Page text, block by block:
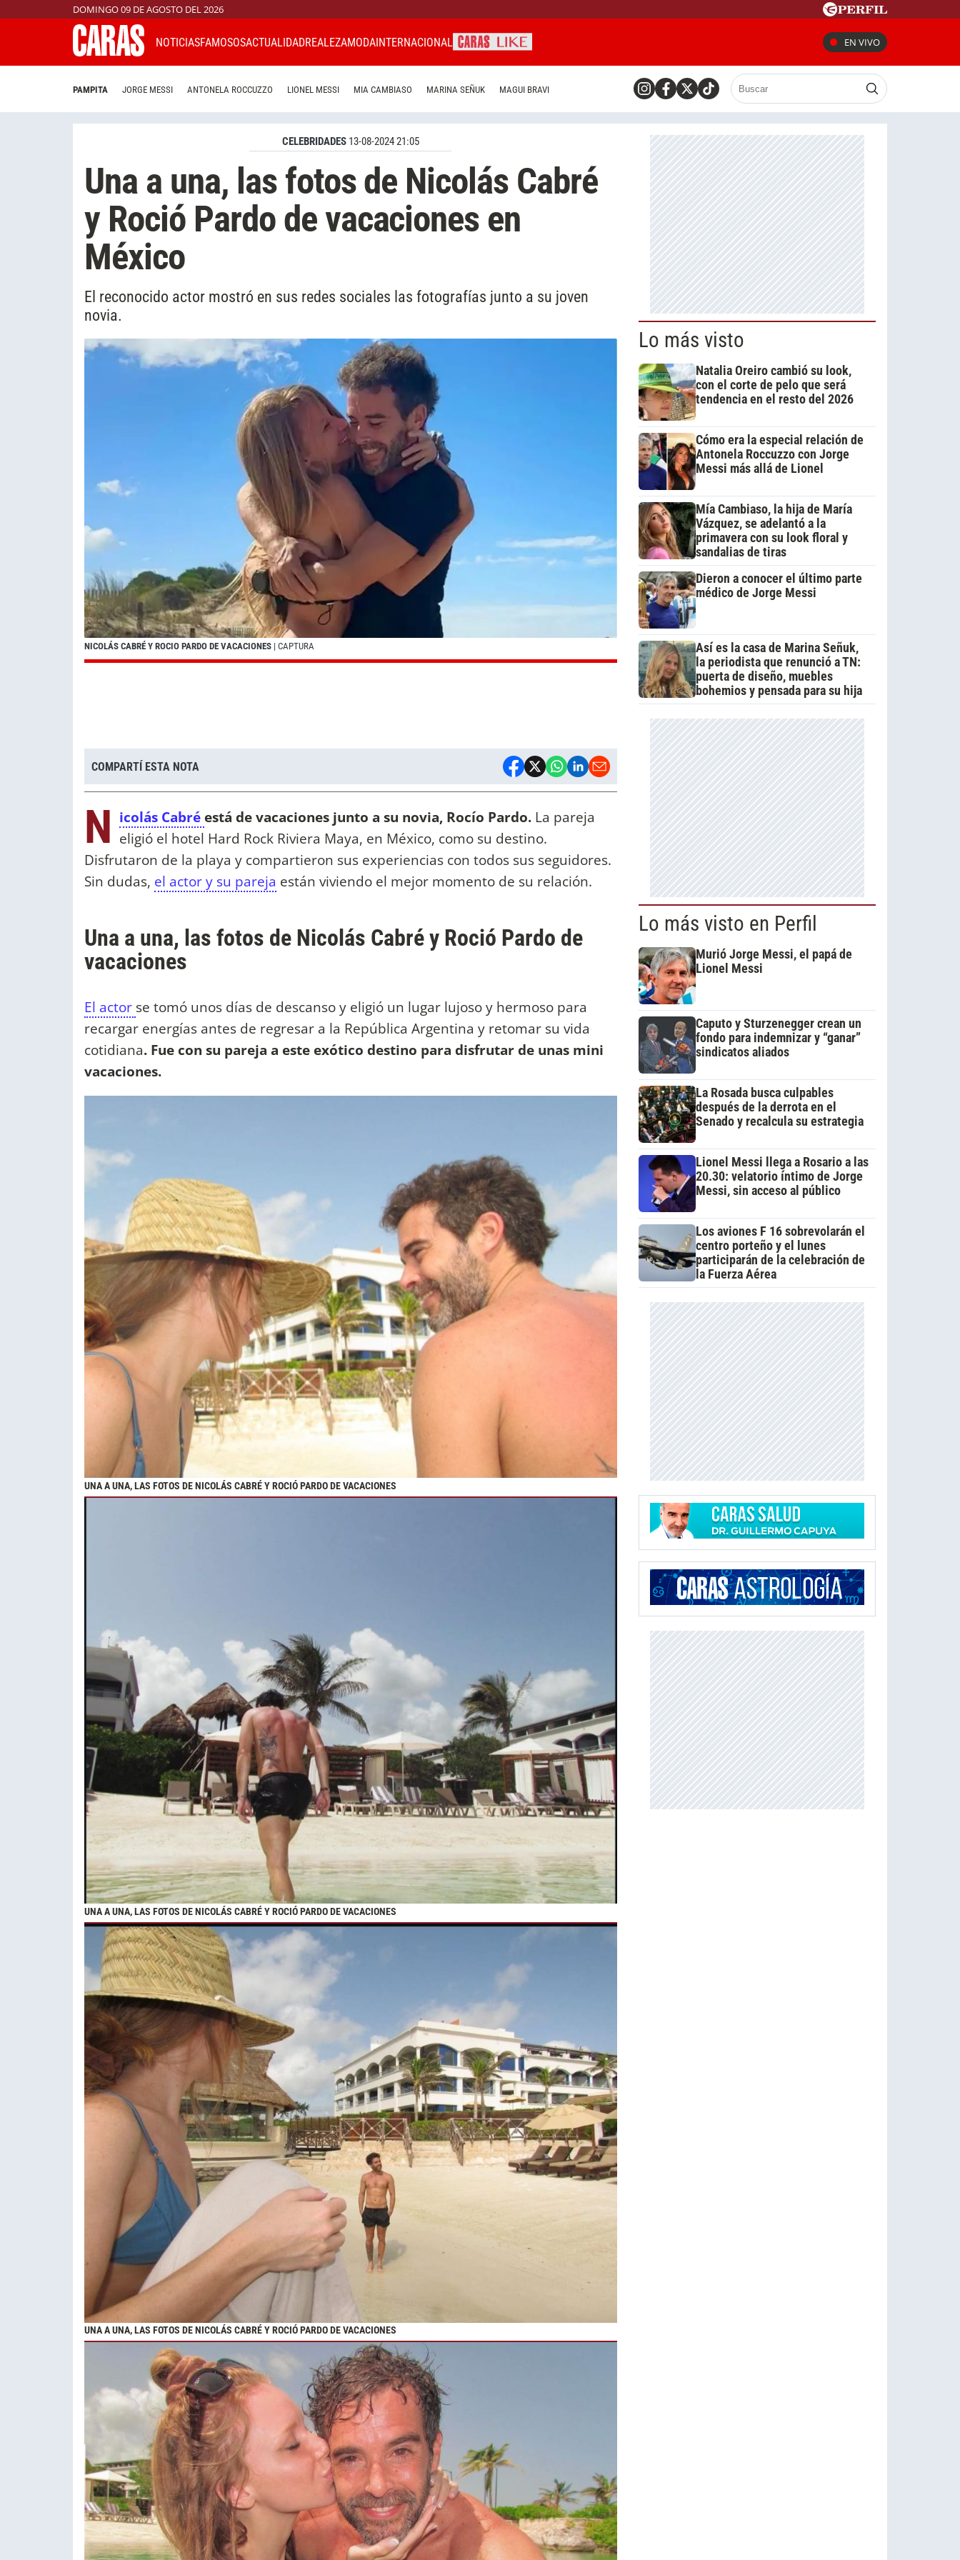
DOMINGO 09 DE AGOSTO DEL 2026
NOTICIASFAMOSOSACTUALIDADREALEZAMODAINTERNACIONAL EN VIVO
PAMPITA JORGE MESSI ANTONELA ROCCUZZO LIONEL MESSI MIA CAMBIASO MARINA SEÑUK MAGUI BRAVI
CELEBRIDADES 13-08-2024 21:05
Una a una, las fotos de Nicolás Cabré
y Roció Pardo de vacaciones en
México
El reconocido actor mostró en sus redes sociales las fotografías junto a su joven
novia.
NICOLÁS CABRÉ Y ROCIO PARDO DE VACACIONES | CAPTURA
COMPARTÍ ESTA NOTA
N icolás Cabré está de vacaciones junto a su novia, Rocío Pardo. La pareja
eligió el hotel Hard Rock Riviera Maya, en México, como su destino.
Disfrutaron de la playa y compartieron sus experiencias con todos sus seguidores.
Sin dudas, el actor y su pareja están viviendo el mejor momento de su relación.
Una a una, las fotos de Nicolás Cabré y Roció Pardo de
vacaciones
El actor se tomó unos días de descanso y eligió un lugar lujoso y hermoso para
recargar energías antes de regresar a la República Argentina y retomar su vida
cotidiana. Fue con su pareja a este exótico destino para disfrutar de unas mini
vacaciones.
UNA A UNA, LAS FOTOS DE NICOLÁS CABRÉ Y ROCIÓ PARDO DE VACACIONES
UNA A UNA, LAS FOTOS DE NICOLÁS CABRÉ Y ROCIÓ PARDO DE VACACIONES
UNA A UNA, LAS FOTOS DE NICOLÁS CABRÉ Y ROCIÓ PARDO DE VACACIONES
Lo más visto
Natalia Oreiro cambió su look,
con el corte de pelo que será
tendencia en el resto del 2026
Cómo era la especial relación de
Antonela Roccuzzo con Jorge
Messi más allá de Lionel
Mía Cambiaso, la hija de María
Vázquez, se adelantó a la
primavera con su look floral y
sandalias de tiras
Dieron a conocer el último parte
médico de Jorge Messi
Así es la casa de Marina Señuk,
la periodista que renunció a TN:
puerta de diseño, muebles
bohemios y pensada para su hija
Lo más visto en Perfil
Murió Jorge Messi, el papá de
Lionel Messi
Caputo y Sturzenegger crean un
fondo para indemnizar y “ganar”
sindicatos aliados
La Rosada busca culpables
después de la derrota en el
Senado y recalcula su estrategia
Lionel Messi llega a Rosario a las
20.30: velatorio íntimo de Jorge
Messi, sin acceso al público
Los aviones F 16 sobrevolarán el
centro porteño y el lunes
participarán de la celebración de
la Fuerza Aérea